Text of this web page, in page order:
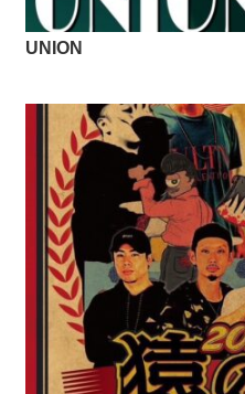
UNION